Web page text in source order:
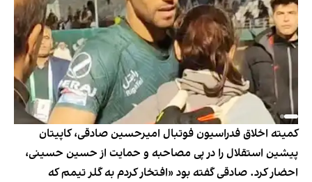
کمیته اخلاق فدراسیون فوتبال امیرحسین صادقی، کاپیتان
پیشین استقلال را در پی مصاحبه و حمایت از حسین حسینی،
احضار کرد. صادقی گفته بود «افتخار کردم به گلر تیمم که